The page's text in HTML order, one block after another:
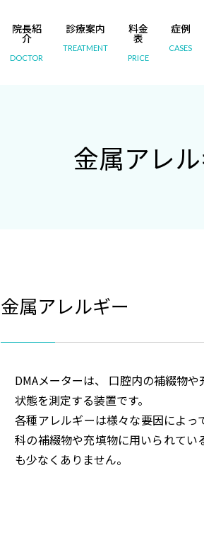
院長紹
介
DOCTOR
診療案内
TREATMENT
料金
表
PRICE
症例
CASES
金属アレ
金属アレルギー
DMAメーターは、 口腔内の補綴物
状態を測定する装置です。
各種アレルギーは様々な要因によっ
科の補綴物や充填物に用いられてい
も少なくありません。